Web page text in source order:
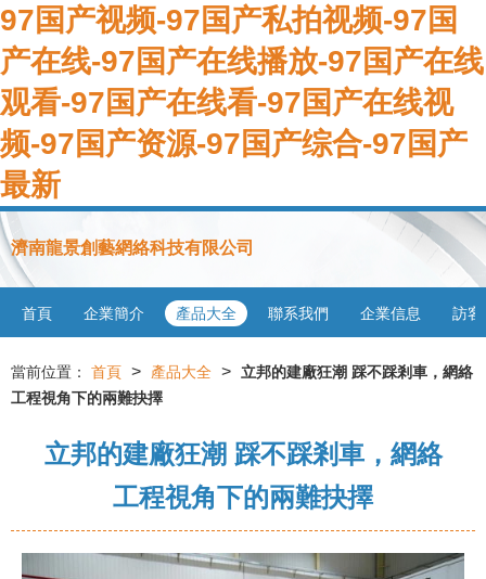
97国产视频-97国产私拍视频-97国
产在线-97国产在线播放-97国产在线
观看-97国产在线看-97国产在线视
频-97国产资源-97国产综合-97国产
最新
濟南龍景創藝網絡科技有限公司
首頁 企業簡介 產品大全 聯系我們 企業信息 訪客
當前位置： 首頁 > 產品大全 > 立邦的建廠狂潮 踩不踩剎車，網絡
工程視角下的兩難抉擇
立邦的建廠狂潮 踩不踩剎車，網絡
工程視角下的兩難抉擇